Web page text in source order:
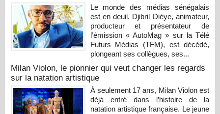
Le monde des médias sénégalais
est en deuil. Djibril Dièye, animateur,
producteur et présentateur de
l’émission « AutoMag » sur la Télé
Futurs Médias (TFM), est décédé,
plongeant ses collègues, ses...
Milan Violon, le pionnier qui veut changer les regards
sur la natation artistique
À seulement 17 ans, Milan Violon est
déjà entré dans l’histoire de la
natation artistique française. Le jeune